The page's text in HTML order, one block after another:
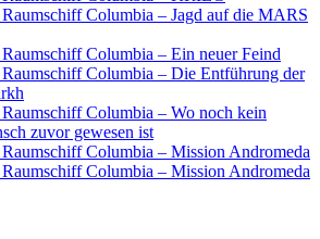
Columbia – Jagd auf die MARS
Columbia – Ein neuer Feind
Columbia – Die Entführung der
Columbia – Wo noch kein
zuvor gewesen ist
Columbia – Mission Andromeda
Columbia – Mission Andromeda